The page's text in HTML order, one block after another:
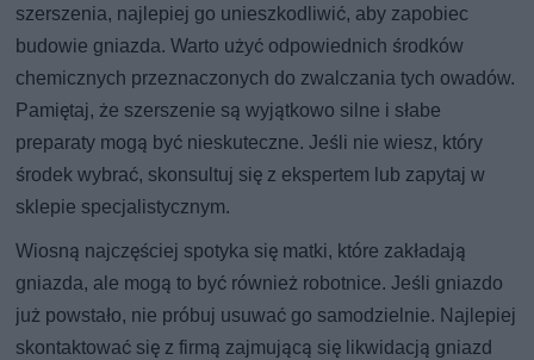
szerszenia, najlepiej go unieszkodliwić, aby zapobiec
budowie gniazda. Warto użyć odpowiednich środków
chemicznych przeznaczonych do zwalczania tych owadów.
Pamiętaj, że szerszenie są wyjątkowo silne i słabe
preparaty mogą być nieskuteczne. Jeśli nie wiesz, który
środek wybrać, skonsultuj się z ekspertem lub zapytaj w
sklepie specjalistycznym.
Wiosną najczęściej spotyka się matki, które zakładają
gniazda, ale mogą to być również robotnice. Jeśli gniazdo
już powstało, nie próbuj usuwać go samodzielnie. Najlepiej
skontaktować się z firmą zajmującą się likwidacją gniazd